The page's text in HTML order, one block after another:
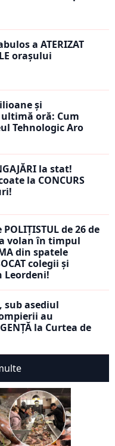
a ATERIZAT
orașului
și
ultimă oră: Cum
Tehnologic Aro
la stat!
la CONCURS
POLIȚISTUL de 26 de
volan în timpul
din spatele
colegii și
sub asediul
au
la Curtea de